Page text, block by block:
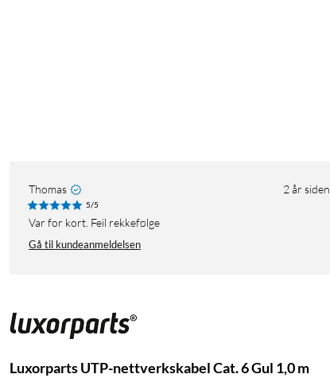
Thomas 2 år siden
5/5
Var for kort. Feil rekkefølge
Gå til kundeanmeldelsen
Luxorparts UTP-nettverkskabel Cat. 6 Gul 1,0 m